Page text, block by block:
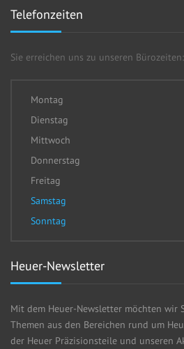
Telefonzeiten
Sie erreichen uns zu unseren Bürozeiten:
Montag
Dienstag
Mittwoch
Donnerstag
Freitag
Samstag
Sonntag
Heuer-Newsletter
Mit dem Heuer-Newsletter möchten wir
Themen aus den Bereichen rund um
der Heuer Präzisionsteile und unseren